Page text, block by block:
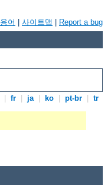
용어 사이트맵 Report a bug
fr ja ko pt-br tr